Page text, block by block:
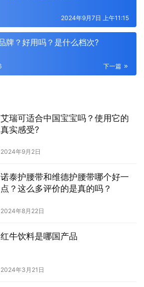
2024年9月7日 上午11:15
牌？好用吗？是什么档次?
下一篇
艾瑞可适合中国宝宝吗？使用它的
真实感受?
2024年9月2日
诺泰护腰带和维德护腰带哪个好一
点？这么多评价的是真的吗？
2024年8月22日
红牛饮料是哪国产品
2024年3月21日